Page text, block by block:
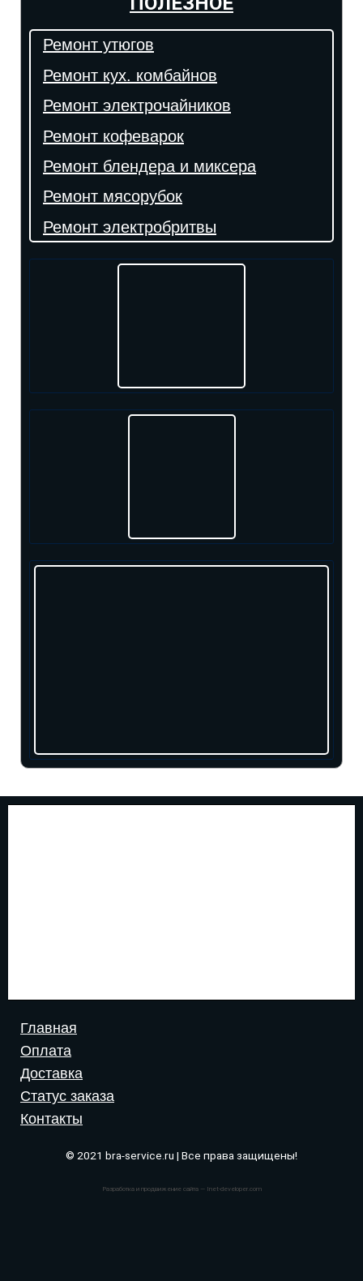
Ремонт утюгов
Ремонт кух. комбайнов
Ремонт электрочайников
Ремонт кофеварок
Ремонт блендера и миксера
Ремонт мясорубок
Ремонт электробритвы
Главная
Оплата
Доставка
Статус заказа
Контакты
© 2021 bra-service.ru | Все права защищены!
Разработка и продвижение сайта — Inet-developer.com